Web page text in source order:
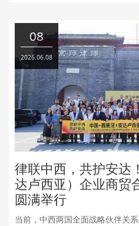
08
2026.06.08
律联中西，共护安达
达卢西亚）企业商贸
圆满举行
当前，中西两国全面战略伙伴关